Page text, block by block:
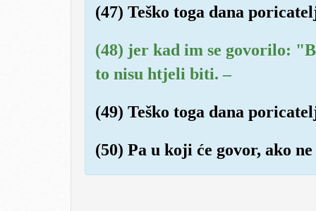
(47) Teško toga dana
(48) jer kad im se govorilo:
to nisu htjeli biti. –
(49) Teško toga dana
(50) Pa u koji će govor, ako